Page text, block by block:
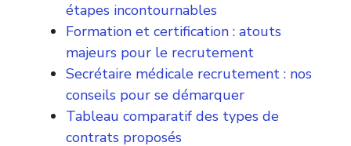
étapes incontournables
Formation et certification : atouts
majeurs pour le recrutement
Secrétaire médicale recrutement : nos
conseils pour se démarquer
Tableau comparatif des types de
contrats proposés